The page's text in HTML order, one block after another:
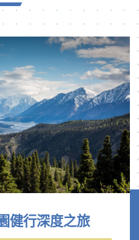
健行深度之旅